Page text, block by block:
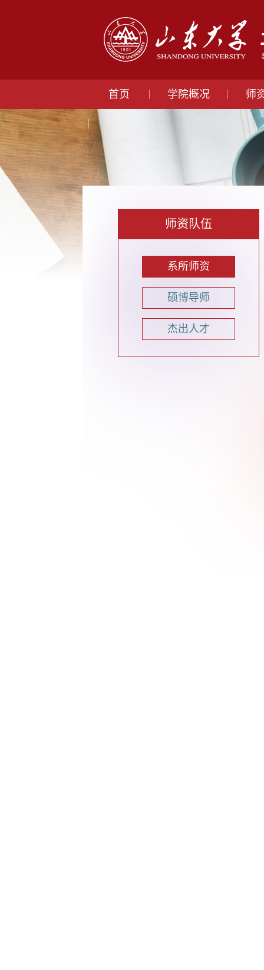
首页 学院概况 师
师资队伍
系所师资
硕博导师
杰出人才